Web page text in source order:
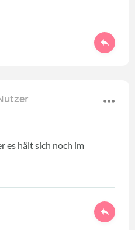
es hält sich noch im